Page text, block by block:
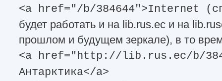
<a href="/b/384644">Internet
будет работать и на lib.rus.ec и на
прошлом и будущем зеркале), в то
<a href="http://lib.rus.ec/b/
Антарктика</a>